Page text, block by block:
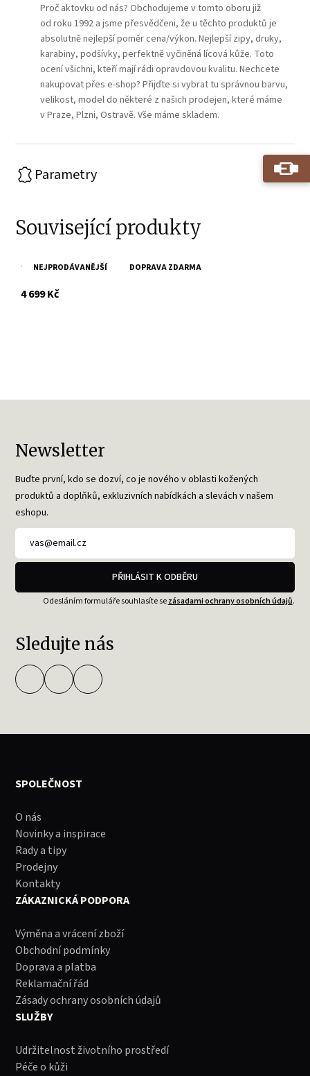
Proč aktovku od nás? Obchodujeme v tomto oboru již
od roku 1992 a jsme přesvědčeni, že u těchto produktů je
absolutně nejlepší poměr cena/výkon. Nejlepší zipy, druky,
karabiny, podšívky, perfektně vyčiněná lícová kůže. Toto
ocení všichni, kteří mají rádi opravdovou kvalitu. Nechcete
nakupovat přes e-shop? Přijďte si vybrat tu správnou barvu,
velikost, model do některé z našich prodejen, které máme
v Praze, Plzni, Ostravě. Vše máme skladem.
Parametry
Související produkty
NEJPRODÁVANĚJŠÍ DOPRAVA ZDARMA
Tmavě hnědá kožená taška Divoký býk
4 699 Kčs DPH
Newsletter
Buďte první, kdo se dozví, co je nového v oblasti kožených
produktů a doplňků, exkluzivních nabídkách a slevách v našem
eshopu.
PŘIHLÁSIT K ODBĚRU
Odesláním formuláře souhlasíte sezásadami ochrany osobních údajů.
Sledujte nás
SPOLEČNOST
O nás
Novinky a inspirace
Rady a tipy
Prodejny
Kontakty
ZÁKAZNICKÁ PODPORA
Výměna a vrácení zboží
Obchodní podmínky
Doprava a platba
Reklamační řád
Zásady ochrany osobních údajů
SLUŽBY
Udržitelnost životního prostředí
Péče o kůži